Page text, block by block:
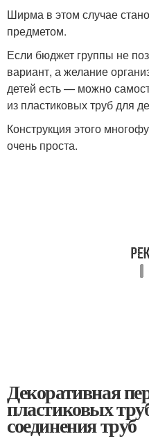
Ширма в этом случае
предметом.
Если бюджет группы не
вариант, а желание
детей есть — можно
из пластиковых труб для
Конструкция этого
очень проста.
Декоративная
пластиковых
соединения труб